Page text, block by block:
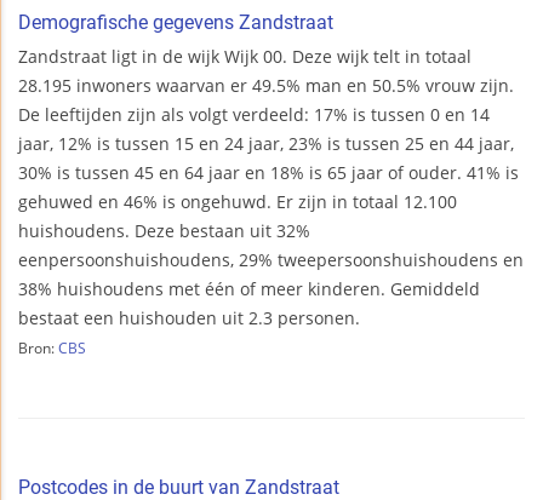
Demografische gegevens Zandstraat
Zandstraat ligt in de wijk Wijk 00. Deze wijk telt in totaal
28.195 inwoners waarvan er 49.5% man en 50.5% vrouw zijn.
De leeftijden zijn als volgt verdeeld: 17% is tussen 0 en 14
jaar, 12% is tussen 15 en 24 jaar, 23% is tussen 25 en 44 jaar,
30% is tussen 45 en 64 jaar en 18% is 65 jaar of ouder. 41% is
gehuwed en 46% is ongehuwd. Er zijn in totaal 12.100
huishoudens. Deze bestaan uit 32%
eenpersoonshuishoudens, 29% tweepersoonshuishoudens en
38% huishoudens met één of meer kinderen. Gemiddeld
bestaat een huishouden uit 2.3 personen.
Bron: CBS
Postcodes in de buurt van Zandstraat